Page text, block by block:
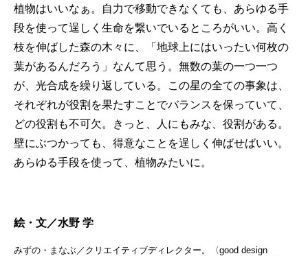
植物はいいなぁ。自力で移動できなくても、あらゆる手
段を使って逞しく生命を繋いでいるところがいい。高く
枝を伸ばした森の木々に、「地球上にはいったい何枚の
葉があるんだろう」なんて思う。無数の葉の一つ一つ
が、光合成を繰り返している。この星の全ての事象は、
それぞれが役割を果たすことでバランスを保っていて、
どの役割も不可欠。きっと、人にもみな、役割がある。
壁にぶつかっても、得意なことを逞しく伸ばせばいい。
あらゆる手段を使って、植物みたいに。
絵・文／水野 学
みずの・まなぶ／クリエイティブディレクター。〈good design